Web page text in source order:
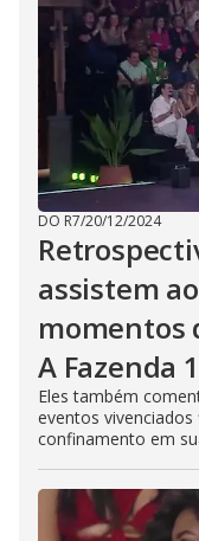
DO R7/20/12/2024
assistem
momentos
A Fazenda
Eles também
eventos
confinamento em